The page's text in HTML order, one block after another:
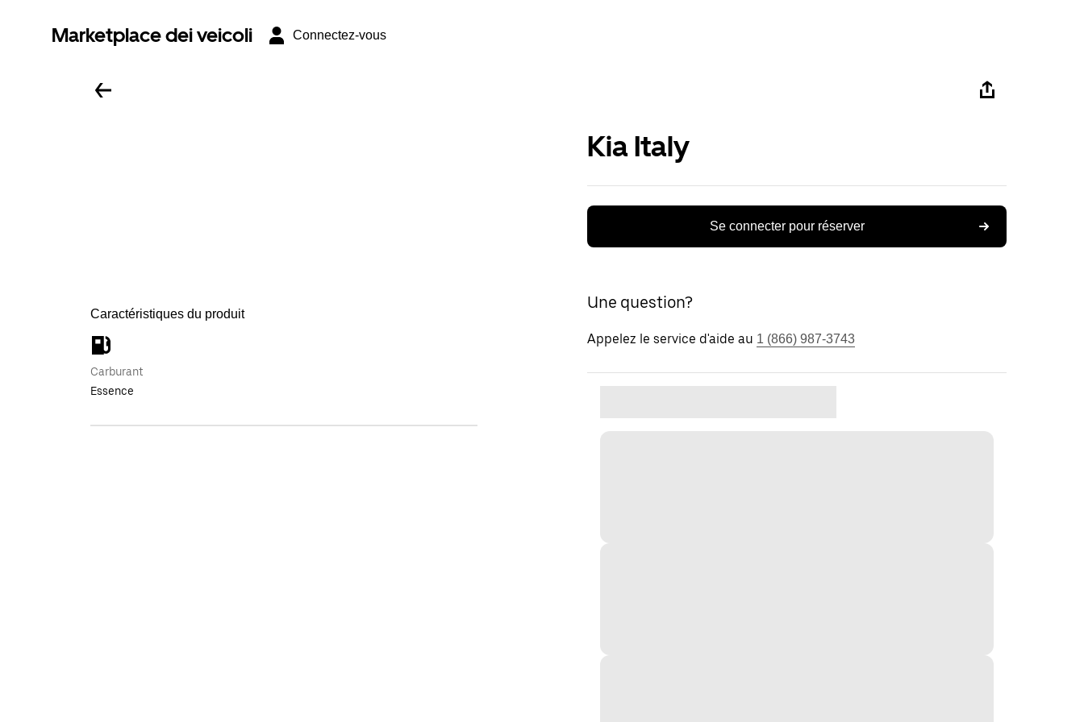
Marketplace dei veicoli Connectez-vous
Caractéristiques du produit
Carburant
Essence
Kia Italy
Se connecter pour réserver
Une question?
Appelez le service d'aide au 1 (866) 987-3743